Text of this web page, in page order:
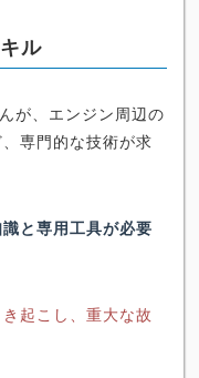
ル
が、エンジン周辺の
専門的な技術が求
と専用工具が必要
起こし、重大な故